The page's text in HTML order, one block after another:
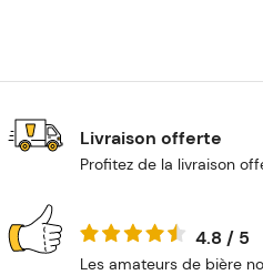
Livraison offerte
Profitez de la livraison
4.8 / 5
Les amateurs de bière